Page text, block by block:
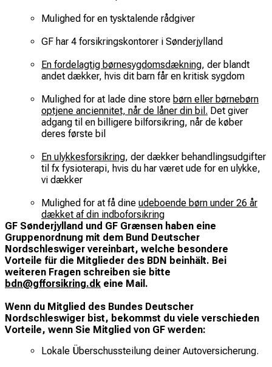
Mulighed for en tysktalende rådgiver
GF har 4 forsikringskontorer i Sønderjylland
En fordelagtig børnesygdomsdækning, der blandt
andet dækker, hvis dit barn får en kritisk sygdom
Mulighed for at lade dine store børn eller børnebørn
optjene anciennitet, når de låner din bil . Det giver
adgang til en billigere bilforsikring, når de køber
deres første bil
En ulykkesforsikring, der dækker behandlingsudgifter
til fx fysioterapi, hvis du har været ude for en ulykke,
vi dækker
Mulighed for at få dine udeboende børn under 26 år
dækket af din indboforsikring
GF Sønderjylland und GF Grænsen haben eine
Gruppenordnung mit dem Bund Deutscher
Nordschleswiger vereinbart, welche besondere
Vorteile für die Mitglieder des BDN beinhält. Bei
weiteren Fragen schreiben sie bitte
bdn@gfforsikring.dk eine Mail.
Wenn du Mitglied des Bundes Deutscher
Nordschleswiger bist, bekommst du viele verschieden
Vorteile, wenn Sie Mitglied von GF werden:
Lokale Überschussteilung deiner Autoversicherung.